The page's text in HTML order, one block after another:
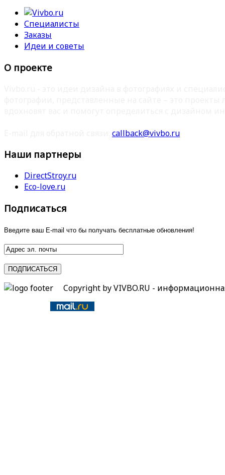
Специалисты
Заказы
Идеи и советы
О проекте
callback@vivbo.ru
Наши партнеры
DirectStroy.ru
Eco-love.ru
Подписаться
Введите ваш E-mail что бы получать бесплатные обновления!
Copyright by VIVBO.RU -